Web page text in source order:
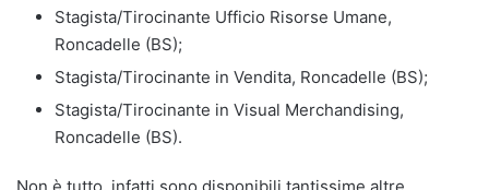
Stagista/Tirocinante Ufficio Risorse Umane,
Roncadelle (BS);
Stagista/Tirocinante in Vendita, Roncadelle (BS);
Stagista/Tirocinante in Visual Merchandising,
Roncadelle (BS).
Non è tutto, infatti sono disponibili tantissime altre